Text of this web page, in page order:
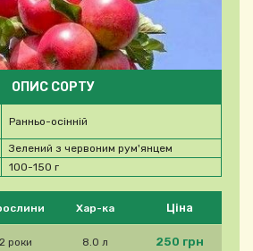
продукт
Хар-ка Ціна
роки 8.0 л 250 грн
ОПИС СОРТУ
Ранньо-осінній
Зелений з червоним рум'янцем
100-150 г